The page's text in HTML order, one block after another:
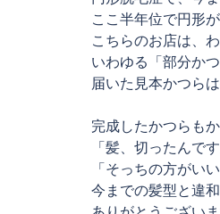
ここ半年位で円形
こちらのお店は、
いわゆる「部分か
届いた見本かつら
完成したかつらも
「髪、切ったんで
「そっちの方がい
今までの髪型と違